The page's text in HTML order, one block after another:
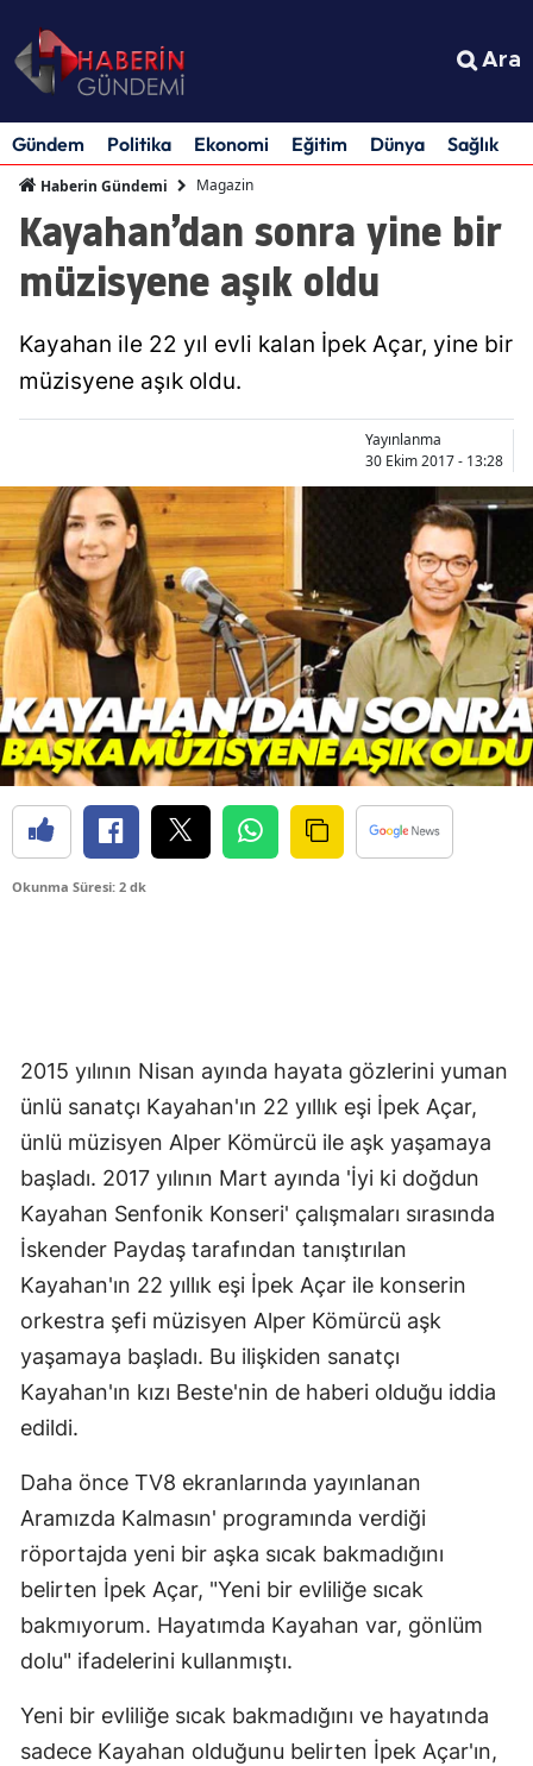
Ara
Gündem Politika Ekonomi Eğitim Dünya Sağlık
Haberin Gündemi Magazin
Kayahan’dan sonra yine bir
müzisyene aşık oldu
Kayahan ile 22 yıl evli kalan İpek Açar, yine bir
müzisyene aşık oldu.
Yayınlanma
30 Ekim 2017 - 13:28
Okunma Süresi: 2 dk
2015 yılının Nisan ayında hayata gözlerini yuman
ünlü sanatçı Kayahan'ın 22 yıllık eşi İpek Açar,
ünlü müzisyen Alper Kömürcü ile aşk yaşamaya
başladı. 2017 yılının Mart ayında 'İyi ki doğdun
Kayahan Senfonik Konseri' çalışmaları sırasında
İskender Paydaş tarafından tanıştırılan
Kayahan'ın 22 yıllık eşi İpek Açar ile konserin
orkestra şefi müzisyen Alper Kömürcü aşk
yaşamaya başladı. Bu ilişkiden sanatçı
Kayahan'ın kızı Beste'nin de haberi olduğu iddia
edildi.
Daha önce TV8 ekranlarında yayınlanan
Aramızda Kalmasın' programında verdiği
röportajda yeni bir aşka sıcak bakmadığını
belirten İpek Açar, "Yeni bir evliliğe sıcak
bakmıyorum. Hayatımda Kayahan var, gönlüm
dolu" ifadelerini kullanmıştı.
Yeni bir evliliğe sıcak bakmadığını ve hayatında
sadece Kayahan olduğunu belirten İpek Açar'ın,